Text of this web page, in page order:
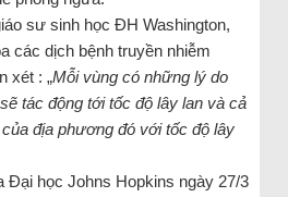
sư sinh học ĐH Washington,
các dịch bệnh truyền nhiễm
xét : „Mỗi vùng có những lý do
tác động tới tốc độ lây lan và cả
địa phương đó với tốc độ lây
Đại học Johns Hopkins ngày 27/3